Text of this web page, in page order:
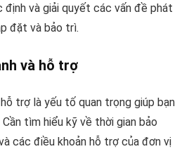
định và giải quyết các vấn đề phát
đặt và bảo trì.
và hỗ trợ
trợ là yếu tố quan trọng giúp bạn
tìm hiểu kỹ về thời gian bảo
các điều khoản hỗ trợ của đơn vị